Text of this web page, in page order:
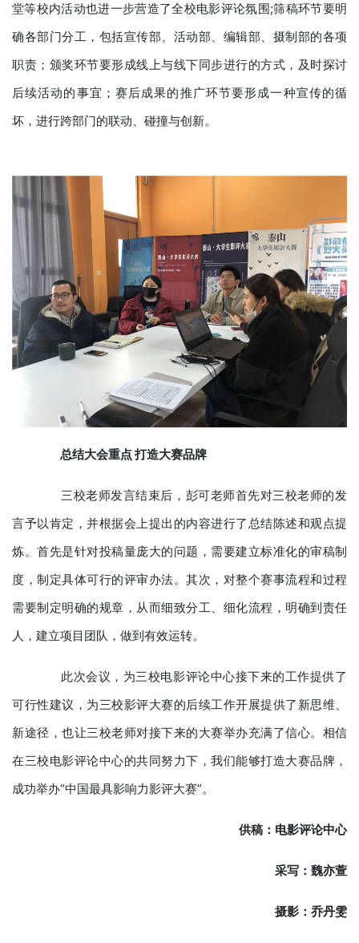
堂等校内活动也进一步营造了全校电影评论氛围;筛稿环节要明
确各部门分工，包括宣传部、活动部、编辑部、摄制部的各项
职责；颁奖环节要形成线上与线下同步进行的方式，及时探讨
后续活动的事宜；赛后成果的推广环节要形成一种宣传的循
坏，进行跨部门的联动、碰撞与创新。
总结大会重点 打造大赛品牌
三校老师发言结束后，彭可老师首先对三校老师的发
言予以肯定，并根据会上提出的内容进行了总结陈述和观点提
炼。首先是针对投稿量庞大的问题，需要建立标准化的审稿制
度，制定具体可行的评审办法。其次，对整个赛事流程和过程
需要制定明确的规章，从而细致分工、细化流程，明确到责任
人，建立项目团队，做到有效运转。
此次会议，为三校电影评论中心接下来的工作提供了
可行性建议，为三校影评大赛的后续工作开展提供了新思维、
新途径，也让三校老师对接下来的大赛举办充满了信心。相信
在三校电影评论中心的共同努力下，我们能够打造大赛品牌，
成功举办“中国最具影响力影评大赛”。
供稿：电影评论中心
采写：魏亦萱
摄影：乔丹雯